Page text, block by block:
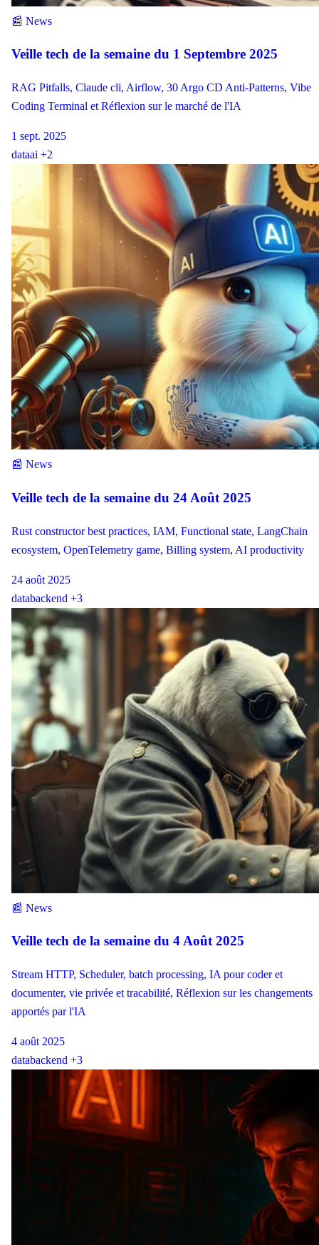
📰 News
Veille tech de la semaine du 1 Septembre 2025
RAG Pitfalls, Claude cli, Airflow, 30 Argo CD Anti-Patterns, Vibe
Coding Terminal et Réflexion sur le marché de l'IA
1 sept. 2025
dataai +2
📰 News
Veille tech de la semaine du 24 Août 2025
Rust constructor best practices, IAM, Functional state, LangChain
ecosystem, OpenTelemetry game, Billing system, AI productivity
24 août 2025
databackend +3
📰 News
Veille tech de la semaine du 4 Août 2025
Stream HTTP, Scheduler, batch processing, IA pour coder et
documenter, vie privée et tracabilité, Réflexion sur les changements
apportés par l'IA
4 août 2025
databackend +3